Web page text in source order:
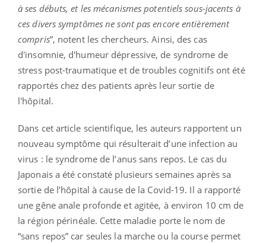
à ses débuts, et les mécanismes potentiels sous-jacents à
ces divers symptômes ne sont pas encore entièrement
compris”, notent les chercheurs. Ainsi, des cas
d'insomnie, d'humeur dépressive, de syndrome de
stress post-traumatique et de troubles cognitifs ont été
rapportés chez des patients après leur sortie de
l'hôpital.
Dans cet article scientifique, les auteurs rapportent un
nouveau symptôme qui résulterait d’une infection au
virus : le syndrome de l’anus sans repos. Le cas du
Japonais a été constaté plusieurs semaines après sa
sortie de l’hôpital à cause de la Covid-19. Il a rapporté
une gêne anale profonde et agitée, à environ 10 cm de
la région périnéale. Cette maladie porte le nom de
“sans repos” car seules la marche ou la course permet